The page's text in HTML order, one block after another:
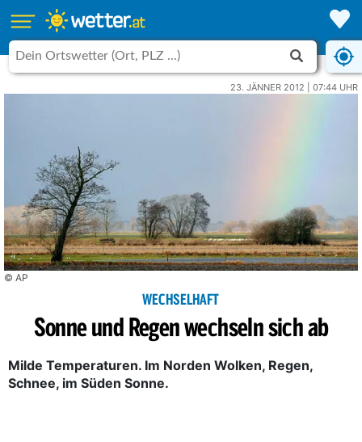
23. JÄNNER 2012 | 07:44 UHR
© AP
WECHSELHAFT
Sonne und Regen wechseln sich ab
Milde Temperaturen. Im Norden Wolken, Regen,
Schnee, im Süden Sonne.